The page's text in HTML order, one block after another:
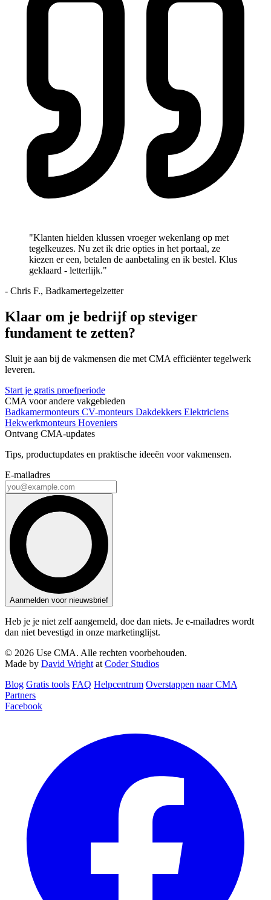
"Klanten hielden klussen vroeger wekenlang op met
tegelkeuzes. Nu zet ik drie opties in het portaal, ze
kiezen er een, betalen de aanbetaling en ik bestel. Klus
geklaard - letterlijk."
- Chris F., Badkamertegelzetter
Klaar om je bedrijf op steviger
fundament te zetten?
Sluit je aan bij de vakmensen die met CMA efficiënter tegelwerk
leveren.
Start je gratis proefperiode
CMA voor andere vakgebieden
Badkamermonteurs CV-monteurs Dakdekkers Elektriciens
Hekwerkmonteurs Hoveniers
Ontvang CMA-updates
Tips, productupdates en praktische ideeën voor vakmensen.
E-mailadres
Aanmelden voor nieuwsbrief
Heb je je niet zelf aangemeld, doe dan niets. Je e-mailadres wordt
dan niet bevestigd in onze marketinglijst.
© 2026 Use CMA. Alle rechten voorbehouden.
Made by David Wright at Coder Studios
Blog‎ Gratis tools FAQ Helpcentrum Overstappen naar CMA
Partners
Facebook